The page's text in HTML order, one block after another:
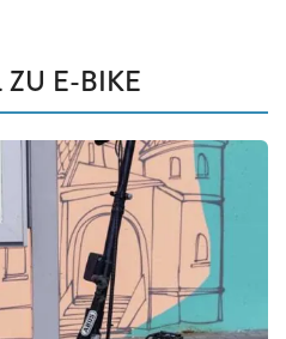
ZU E-BIKE